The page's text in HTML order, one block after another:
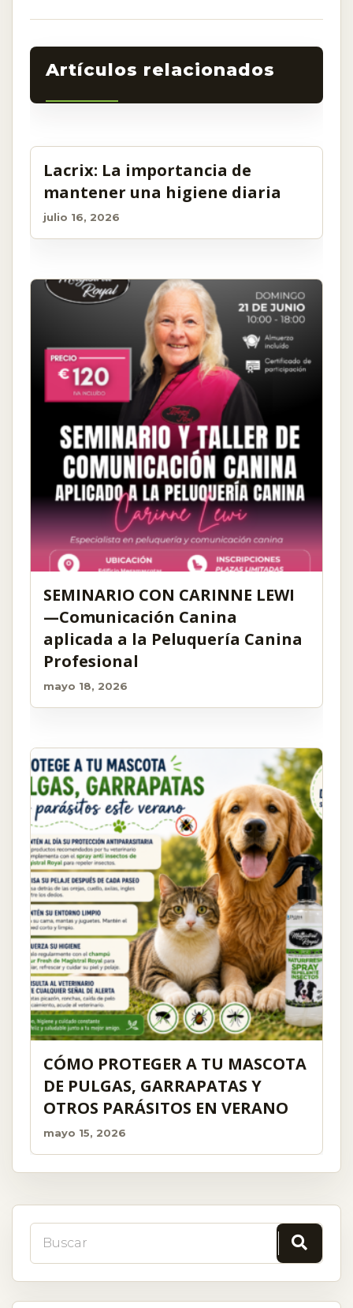
Related Post
Lacrix: La importancia de
mantener una higiene diaria
julio 16, 2026
SEMINARIO CON CARINNE LEWI
—Comunicación Canina
aplicada a la Peluquería Canina
Profesional
mayo 18, 2026
CÓMO PROTEGER A TU MASCOTA
DE PULGAS, GARRAPATAS Y
OTROS PARÁSITOS EN VERANO
mayo 15, 2026